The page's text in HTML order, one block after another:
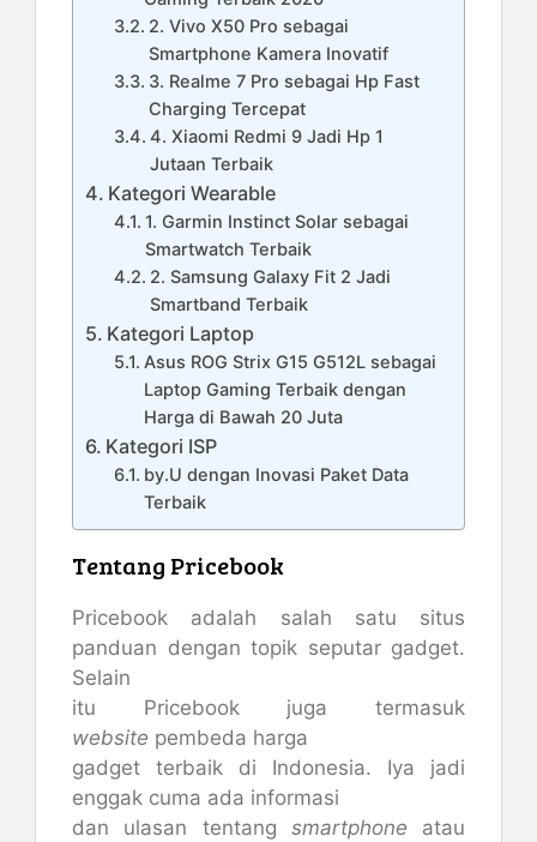
2. Vivo X50 Pro sebagai
Smartphone Kamera Inovatif
3. Realme 7 Pro sebagai Hp Fast
Charging Tercepat
4. Xiaomi Redmi 9 Jadi Hp 1
Jutaan Terbaik
Kategori Wearable
1. Garmin Instinct Solar sebagai
Smartwatch Terbaik
2. Samsung Galaxy Fit 2 Jadi
Smartband Terbaik
Kategori Laptop
Asus ROG Strix G15 G512L sebagai
Laptop Gaming Terbaik dengan
Harga di Bawah 20 Juta
Kategori ISP
by.U dengan Inovasi Paket Data
Terbaik
Tentang Pricebook
Pricebook adalah salah satu situs
panduan dengan topik seputar gadget.
Selain
itu Pricebook juga termasuk
website pembeda harga
gadget
terbaik di Indonesia. Iya jadi
enggak cuma ada informasi
dan ulasan tentang smartphone atau